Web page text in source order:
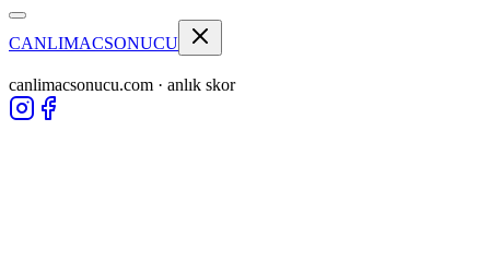
CANLIMACSONUCU
canlimacsonucu.com · anlık skor